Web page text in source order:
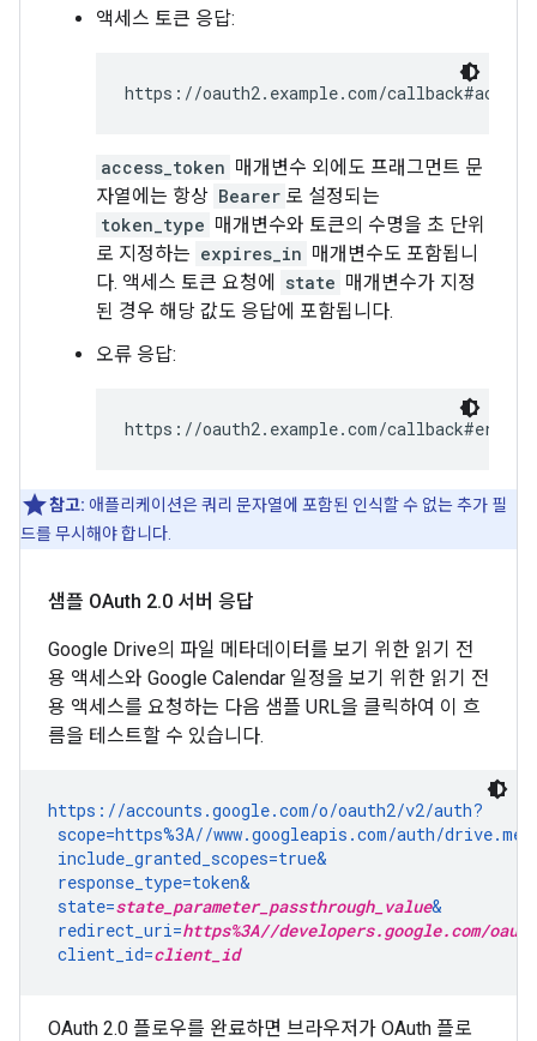
액세스 토큰 응답:
https://oauth2.example.com/
access_token 매개변수 외에도 프래그먼트 문
자열에는 항상 Bearer 로 설정되는
token_type 매개변수와 토큰의 수명을 초 단위
로 지정하는 expires_in 매개변수도 포함됩니
다. 액세스 토큰 요청에
state 매개변수가 지정
된 경우 해당 값도 응답에 포함됩니다.
오류 응답:
https://oauth2.example.com/
참고: 애플리케이션은 쿼리 문자열에 포함된 인식할 수 없는 추가 필
드를 무시해야 합니다.
샘플 OAuth 2.0 서버 응답
Google Drive의 파일 메타데이터를 보기 위한 읽기 전
용 액세스와 Google Calendar 일정을 보기 위한 읽기 전
용 액세스를 요청하는 다음 샘플 URL을 클릭하여 이 흐
름을 테스트할 수 있습니다.
https://accounts.google.com/o/oauth2/v2/auth?
scope=https%3A//www.googleapis.com/auth/
include_granted_scopes=true&
response_type=token&
state=state_parameter_passthrough_value&
redirect_uri=https%3A//developers.google.com/
client_id=client_id
OAuth 2.0 플로우를 완료하면 브라우저가 OAuth 플로